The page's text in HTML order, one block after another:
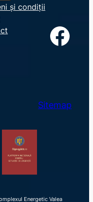
și condiții
Facebook
Sitemap
Energetic Valea